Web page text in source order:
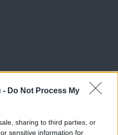
- Do Not Process My
sharing to third parties, or
sensitive information for